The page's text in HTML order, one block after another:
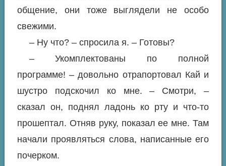
общение, они тоже выглядели не особо
свежими.
– Ну что? – спросила я. – Готовы?
– Укомплектованы по полной
программе! – довольно отрапортовал Кай и
шустро подскочил ко мне. – Смотри, –
сказал он, поднял ладонь ко рту и что-то
прошептал. Отняв руку, показал ее мне. Там
начали проявляться слова, написанные его
почерком.